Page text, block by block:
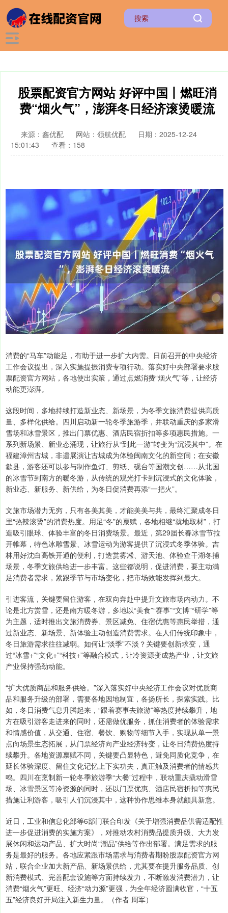
股票配资官方网站 好评中国丨燃旺消
费“烟火气”，澎湃冬日经济滚烫暖流
来源：鑫优配 网站：领航优配
日期：2025-12-24
15:01:43
查看：158
消费的“马车”动能足，有助于进一步扩大内需。日前召开的中央经济
工作会议提出，深入实施提振消费专项行动。落实好中央部署要求股
票配资官方网站，各地使出实策，通过点燃消费“烟火气”等，让经济
动能更澎湃。
这段时间，多地持续打造新业态、新场景，为冬季文旅消费提供高质
量、多样化供给。四川启动新一轮冬季旅游季，并联动重庆的多家滑
雪场和冰雪景区，推出门票优惠、酒店民宿折扣等多项惠民措施。一
系列新场景、新业态涌现，让旅行从“到此一游”转变为“沉浸其中”。在
福建漳州古城，非遗展演让古城成为体验闽南文化的新空间；在安徽
歙县，游客还可以参与制作鱼灯、剪纸、砚台等国潮文创……从北国
的冰雪节到南方的暖冬游，从传统的观光打卡到沉浸式的文化体验，
新业态、新服务、新供给，为冬日促消费再添“一把火”。
文旅市场潜力无穷，只有各美其美，才能美美与共，最终汇聚成冬日
里“热辣滚烫”的消费热度。用足“冬”的禀赋，各地相继“就地取材”，打
造吸引眼球、体验丰富的冬日消费场景。最近，第29届长春冰雪节拉
开帷幕，特色冰雕雪景、冰雪运动为游客提供了沉浸式冬季体验。吉
林用好沈白高铁开通的便利，打造赏雾凇、游天池、体验查干湖冬捕
场景，冬季文旅供给进一步丰富。这些都说明，促进消费，要主动满
足消费者需求，紧跟季节与市场变化，把市场效能发挥到最大。
引进客流，关键要留住游客，在双向奔赴中提升文旅市场内动力。不
论是北方赏雪，还是南方暖冬游，多地以“美食”“赛事”“文博”“研学”等
为主题，适时推出文旅消费券、景区减免、住宿优惠等惠民举措，通
过新业态、新场景、新体验主动创造消费需求。在人们传统印象中，
冬日旅游需求往往减弱。如何让“淡季”不淡？关键要创新求变，通
过“冰雪+”“文化+”“科技+”等融合模式，让冷资源变成热产业，让文旅
产业保持强劲动能。
“扩大优质商品和服务供给。”深入落实好中央经济工作会议对优质商
品和服务升级的部署，需要各地因地制宜，各扬所长，探索实践。比
如，冬日消费气息升腾起来，“跟着赛事去旅游”等热度持续攀升，地
方在吸引游客走进来的同时，还需做优服务，抓住消费者的体验需求
和情感价值，从交通、住宿、餐饮、购物等细节入手，实现从单一景
点向场景生态拓展，从门票经济向产业经济转变，让冬日消费热度持
续攀升。各地资源禀赋不同，关键要凸显特色，避免同质化竞争，在
延长体验深度、留住文化记忆上下实功夫，真正触及消费者的情感共
鸣。四川在烹制新一轮冬季旅游季“大餐”过程中，联动重庆撬动滑雪
场、冰雪景区等冷资源的同时，还以门票优惠、酒店民宿折扣等惠民
措施让利游客，吸引人们沉浸其中，这种协作思维本身就颇具新意。
近日，工业和信息化部等6部门联合印发《关于增强消费品供需适配性
进一步促进消费的实施方案》，对推动农村消费品提质升级、大力发
展休闲和运动产品、扩大时尚“潮品”供给等作出部署。满足需求的服
务是最好的服务。各地应紧跟市场需求与消费者期盼股票配资官方网
站，联合企业加大新产品、新场景供给，尤其要在提升服务品质、创
新消费模式、完善配套设施等方面持续发力，不断激发消费潜力，让
消费“烟火气”更旺、经济“动力源”更强，为全年经济圆满收官，“十五
五”经济良好开局注入新生力量。（作者 周军）